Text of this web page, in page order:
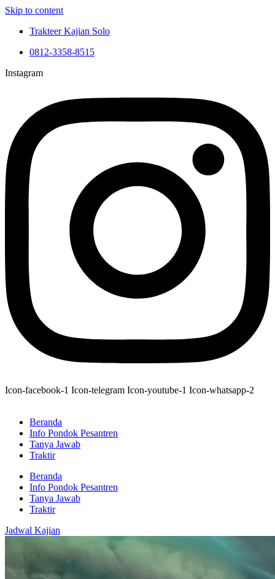
Skip to content
Trakteer Kajian Solo
0812-3358-8515
Instagram
Icon-facebook-1 Icon-telegram Icon-youtube-1 Icon-whatsapp-2
Beranda
Info Pondok Pesantren
Tanya Jawab
Traktir
Beranda
Info Pondok Pesantren
Tanya Jawab
Traktir
Jadwal Kajian